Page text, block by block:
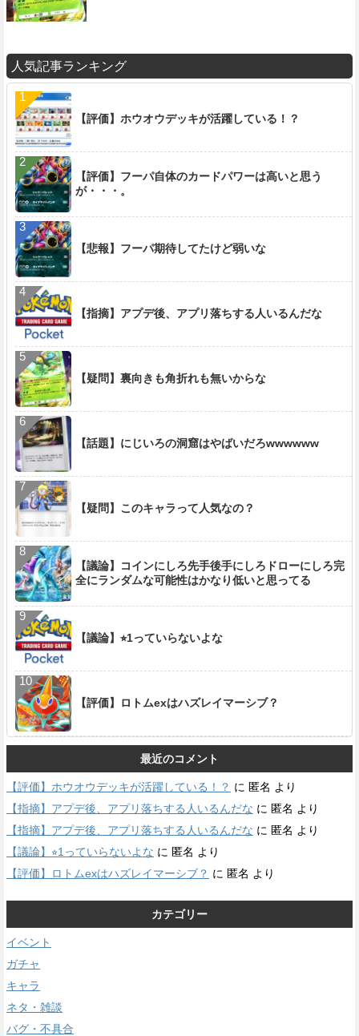
人気記事ランキング
【評価】ホウオウデッキが活躍している！？
【評価】フーパ自体のカードパワーは高いと思う
が・・・。
【悲報】フーパ期待してたけど弱いな
【指摘】アプデ後、アプリ落ちする人いるんだな
【疑問】裏向きも角折れも無いからな
【話題】にじいろの洞窟はやばいだろwwwwww
【疑問】このキャラって人気なの？
【議論】コインにしろ先手後手にしろドローにしろ完
全にランダムな可能性はかなり低いと思ってる
【議論】⭐︎1っていらないよな
【評価】ロトムexはハズレイマーシブ？
最近のコメント
【評価】ホウオウデッキが活躍している！？ に 匿名 より
【指摘】アプデ後、アプリ落ちする人いるんだな に 匿名 より
【指摘】アプデ後、アプリ落ちする人いるんだな に 匿名 より
【議論】⭐︎1っていらないよな に 匿名 より
【評価】ロトムexはハズレイマーシブ？ に 匿名 より
カテゴリー
イベント
ガチャ
キャラ
ネタ・雑談
バグ・不具合